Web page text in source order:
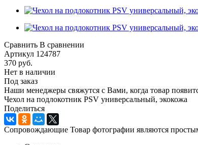
Сравнить В сравнении
Артикул 124787
370 руб.
Нет в наличии
Под заказ
Наши менеджеры свяжутся с Вами, когда товар
Чехол на подлокотник PSV универсальный, экокожа
Поделиться
Сопровождающие Товар фотографии являются